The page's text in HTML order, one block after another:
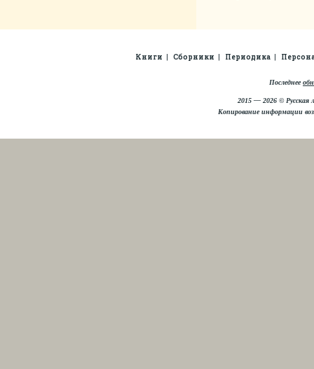
Книги Сборники Периодика
Последнее
2015 — 2026 © Русская
Копирование информации